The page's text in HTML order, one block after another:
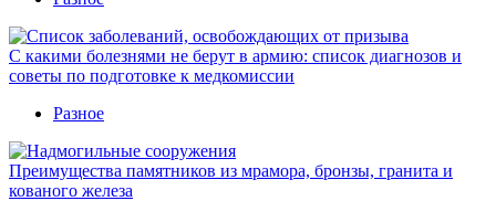
С какими болезнями не берут в армию: список диагнозов и
советы по подготовке к медкомиссии
Разное
Преимущества памятников из мрамора, бронзы, гранита и
кованого железа